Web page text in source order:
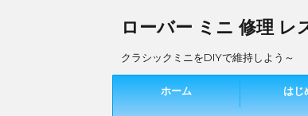
ローバー ミニ 修理 レ
クラシックミニをDIYで維持しよう～
ホーム はじ